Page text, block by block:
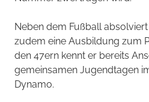
Neben dem Fußball
zudem eine Ausbildung zum
den 47ern kennt er bereits
gemeinsamen Jugendtagen
Dynamo.